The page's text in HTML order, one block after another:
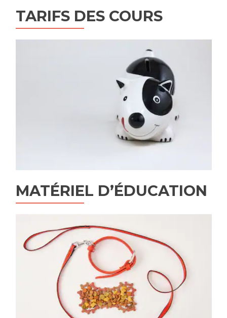
TARIFS DES COURS
MATÉRIEL D’ÉDUCATION